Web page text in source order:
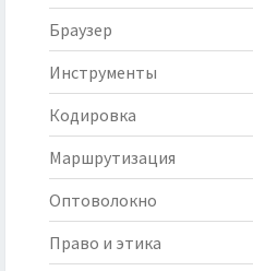
Браузер
Инструменты
Кодировка
Маршрутизация
Оптоволокно
Право и этика